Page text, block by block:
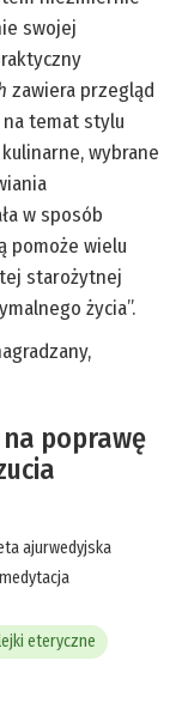
swojej
zawiera przegląd
na temat stylu
wybrane
w sposób
pomoże wielu
starożytnej
życia”.
poprawę
ajurwedyjska
medytacja
eteryczne